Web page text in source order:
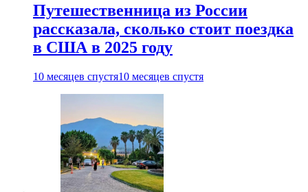
Путешественница из России
рассказала, сколько стоит поездка
в США в 2025 году
10 месяцев спустя10 месяцев спустя